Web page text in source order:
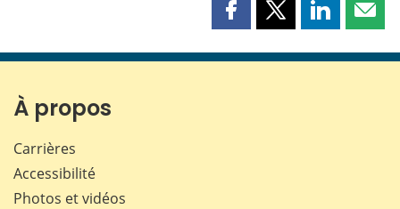
Partager
page
Partager
page
Partager
page page
À propos
Carrières
Accessibilité
Photos et vidéos